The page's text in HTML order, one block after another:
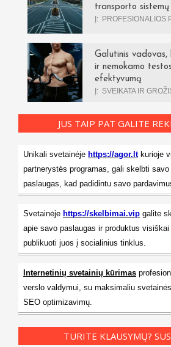
transporto
Į: PROFESIONALIOS
Galutinis
ir nemokamo
efektyvumą
Į: SVEIKATA IR
JUS TAIP PAT GALITE
Unikali svetainėje https://agor.ltkurioje
partnerystės programas, gali skelbti
paslaugas, kad padidintu savo
Svetainėje https://skelbimai.vip galite
apie savo paslaugas ir produktus visiškai
publikuoti juos į socialinius tinklus.
Internetinių svetainių kūrimas
verslo valdymui, su maksimaliu
SEO optimizavimų.
TURITE KLAUSYMŲ?